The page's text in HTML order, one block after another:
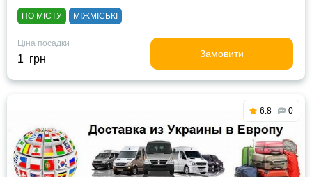
ПО МІСТУ МІЖМІСЬКІ
Ціна посадки
1 грн Замовити
6.8 0